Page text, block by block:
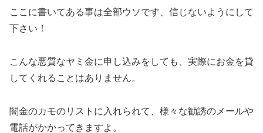
ここに書いてある事は全部ウソです、信じないようにして
下さい！
こんな悪質なヤミ金に申し込みをしても、実際にお金を貸
してくれることはありません。
闇金のカモのリストに入れられて、様々な勧誘のメールや
電話がかかってきますよ。